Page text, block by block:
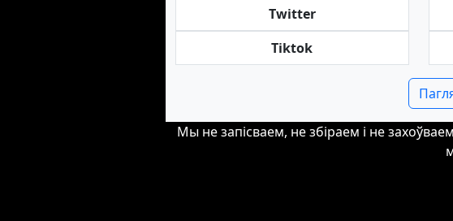
Twitter
Tiktok
Мы не запісваем, не збіраем і не